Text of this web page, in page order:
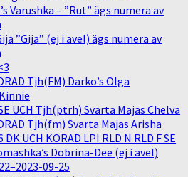
Varushka – ”Rut” ägs numera av
”Gija” (ej i avel) ägs numera av
Tjh(FM) Darko’s Olga
UCH Tjh(ptrh) Svarta Majas Chelva
Tjh(fm) Svarta Majas Arisha
DK UCH KORAD LPI RLD N RLD F SE
Dobrina-Dee (ej i avel)
09-25